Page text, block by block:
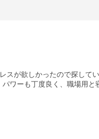
スが欲しかったので探して
ワーも丁度良く、職場用と